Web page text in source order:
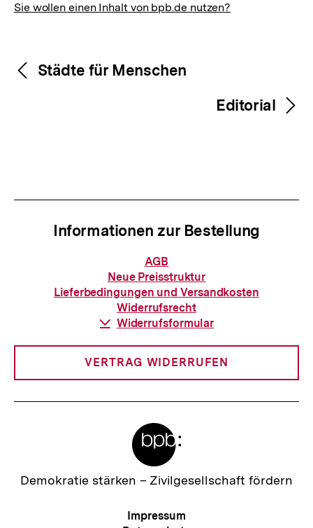
Sie wollen einen Inhalt von bpb.de nutzen?
Inhaltsnavigation
Inhaltsnavigation
Städte für Menschen
Editorial
Informationen zur Bestellung
Informationen
zur
Bestellung
AGB
Neue Preisstruktur
Lieferbedingungen und Versandkosten
Widerrufsrecht
Download-
Widerrufsformular
VERTRAG WIDERRUFEN
Zur
Demokratie stärken – Zivilgesellschaft fördern
Meta-
Impressum